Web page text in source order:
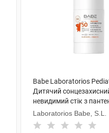
Babe Laboratorios
Дитячий
невидимий стік з
пребіотиком SPF50 30 г
Laboratorios Babe, S.L.